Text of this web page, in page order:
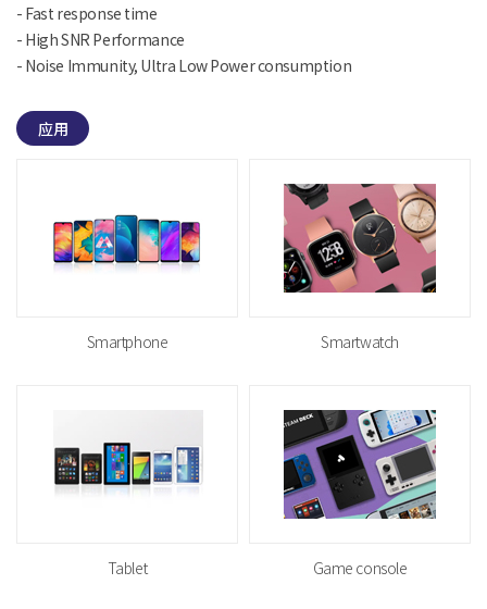
- Fast response time
- High SNR Performance
- Noise Immunity, Ultra Low Power consumption
应用
Smartphone Smartwatch
Tablet Game console